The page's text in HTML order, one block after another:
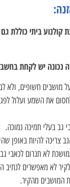
קולנוע ביתי כוללת
נכונה יש לקחת
מושבים חשופים, ולא
את השמע ועלול
גב בעלי תמיכה נמוכה.
צריכה להיות באופן
לא תגרום לכאבי
לא מאפשרים לנתיב
המושבים מהקיר.